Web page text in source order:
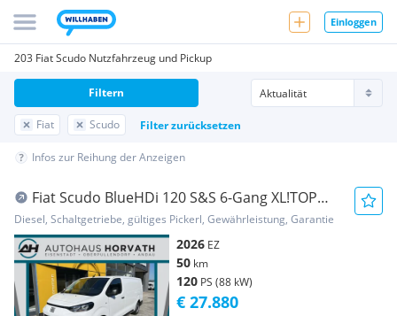
Einloggen
203 Fiat Scudo Nutzfahrzeug und Pickup
Fiat Scudo Filter zurücksetzen
Filtern
Infos zur Reihung der Anzeigen
Fiat Scudo BlueHDi 120 S&S 6-Gang XL!TOP
AKTION! Transporter / Kastenwagen
Diesel, Schaltgetriebe, gültiges Pickerl, Gewährleistung, Garantie
2026 EZ
50 km
120 PS (88 kW)
€ 27.880